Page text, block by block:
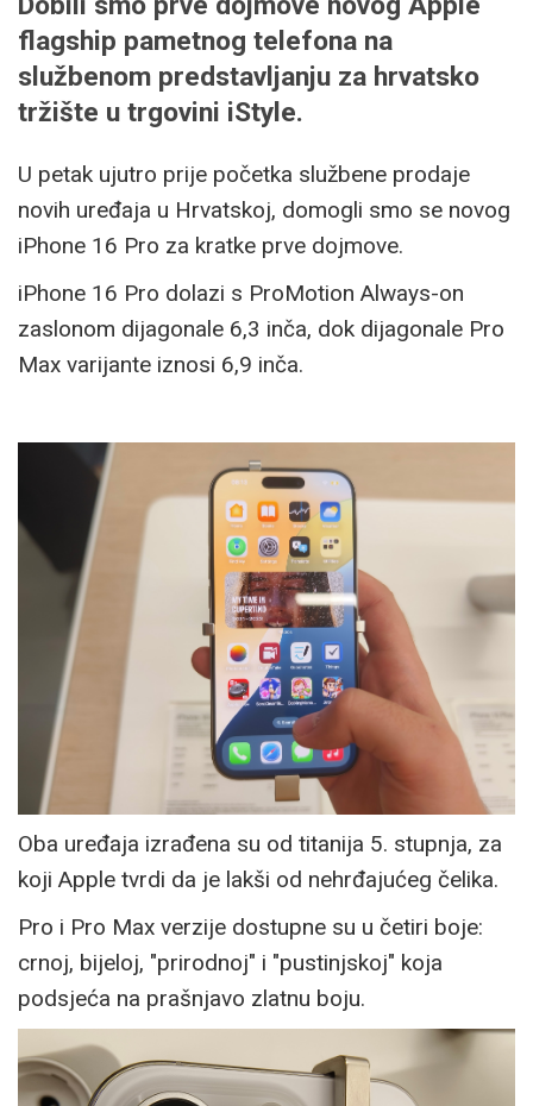
flagship pametnog telefona na
službenom predstavljanju za hrvatsko
tržište u trgovini iStyle.
U petak ujutro prije početka službene prodaje
novih uređaja u Hrvatskoj, domogli smo se novog
iPhone 16 Pro za kratke prve dojmove.
iPhone 16 Pro dolazi s ProMotion Always-on
zaslonom dijagonale 6,3 inča, dok dijagonale Pro
Max varijante iznosi 6,9 inča.
Oba uređaja izrađena su od titanija 5. stupnja, za
koji Apple tvrdi da je lakši od nehrđajućeg čelika.
Pro i Pro Max verzije dostupne su u četiri boje:
crnoj, bijeloj, "prirodnoj" i "pustinjskoj" koja
podsjeća na prašnjavo zlatnu boju.